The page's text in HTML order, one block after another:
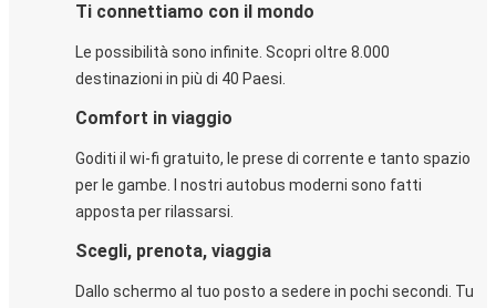
Ti connettiamo con il mondo
Le possibilità sono infinite. Scopri oltre 8.000
destinazioni in più di 40 Paesi.
Comfort in viaggio
Goditi il wi-fi gratuito, le prese di corrente e tanto spazio
per le gambe. I nostri autobus moderni sono fatti
apposta per rilassarsi.
Scegli, prenota, viaggia
Dallo schermo al tuo posto a sedere in pochi secondi. Tu